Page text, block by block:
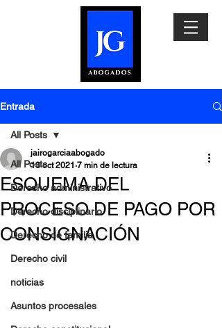
Entrada
All Posts
Derecho administrativo
Derecho disciplinario
Derecho de familia
Derecho civil
noticias
Asuntos procesales
All Posts
ESQUEMA DEL
PROCESO DE PAGO POR
CONSIGNACIÓN
jairogarciaabogado
13 oct 2021 7 min de lectura